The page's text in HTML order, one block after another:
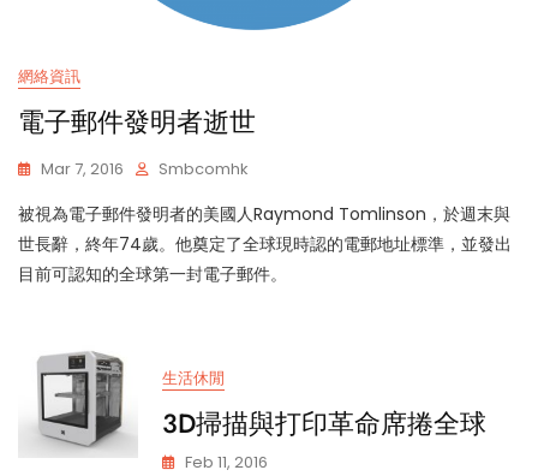
網絡資訊
電子郵件發明者逝世
Mar 7, 2016 Smbcomhk
被視為電子郵件發明者的美國人Raymond Tomlinson，於週末與
世長辭，終年74歲。他奠定了全球現時認的電郵地址標準，並發出
目前可認知的全球第一封電子郵件。
生活休閒
3D掃描與打印革命席捲全球
Feb 11, 2016